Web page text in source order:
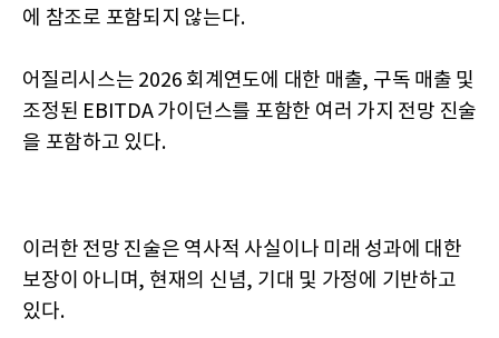
에 참조로 포함되지 않는다.
어질리시스는 2026 회계연도에 대한 매출, 구독 매출 및
조정된 EBITDA 가이던스를 포함한 여러 가지 전망 진술
을 포함하고 있다.
이러한 전망 진술은 역사적 사실이나 미래 성과에 대한
보장이 아니며, 현재의 신념, 기대 및 가정에 기반하고
있다.